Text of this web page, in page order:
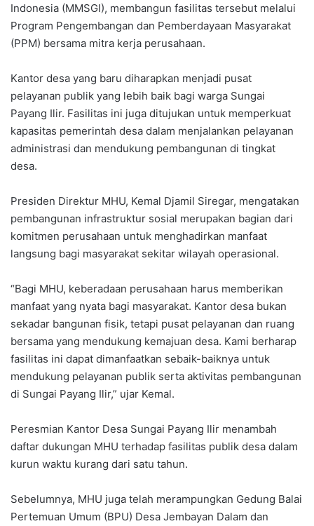
Indonesia (MMSGI), membangun fasilitas tersebut melalui
Program Pengembangan dan Pemberdayaan Masyarakat
(PPM) bersama mitra kerja perusahaan.
Kantor desa yang baru diharapkan menjadi pusat
pelayanan publik yang lebih baik bagi warga Sungai
Payang Ilir. Fasilitas ini juga ditujukan untuk memperkuat
kapasitas pemerintah desa dalam menjalankan pelayanan
administrasi dan mendukung pembangunan di tingkat
desa.
Presiden Direktur MHU, Kemal Djamil Siregar, mengatakan
pembangunan infrastruktur sosial merupakan bagian dari
komitmen perusahaan untuk menghadirkan manfaat
langsung bagi masyarakat sekitar wilayah operasional.
“Bagi MHU, keberadaan perusahaan harus memberikan
manfaat yang nyata bagi masyarakat. Kantor desa bukan
sekadar bangunan fisik, tetapi pusat pelayanan dan ruang
bersama yang mendukung kemajuan desa. Kami berharap
fasilitas ini dapat dimanfaatkan sebaik-baiknya untuk
mendukung pelayanan publik serta aktivitas pembangunan
di Sungai Payang Ilir,” ujar Kemal.
Peresmian Kantor Desa Sungai Payang Ilir menambah
daftar dukungan MHU terhadap fasilitas publik desa dalam
kurun waktu kurang dari satu tahun.
Sebelumnya, MHU juga telah merampungkan Gedung Balai
Pertemuan Umum (BPU) Desa Jembayan Dalam dan